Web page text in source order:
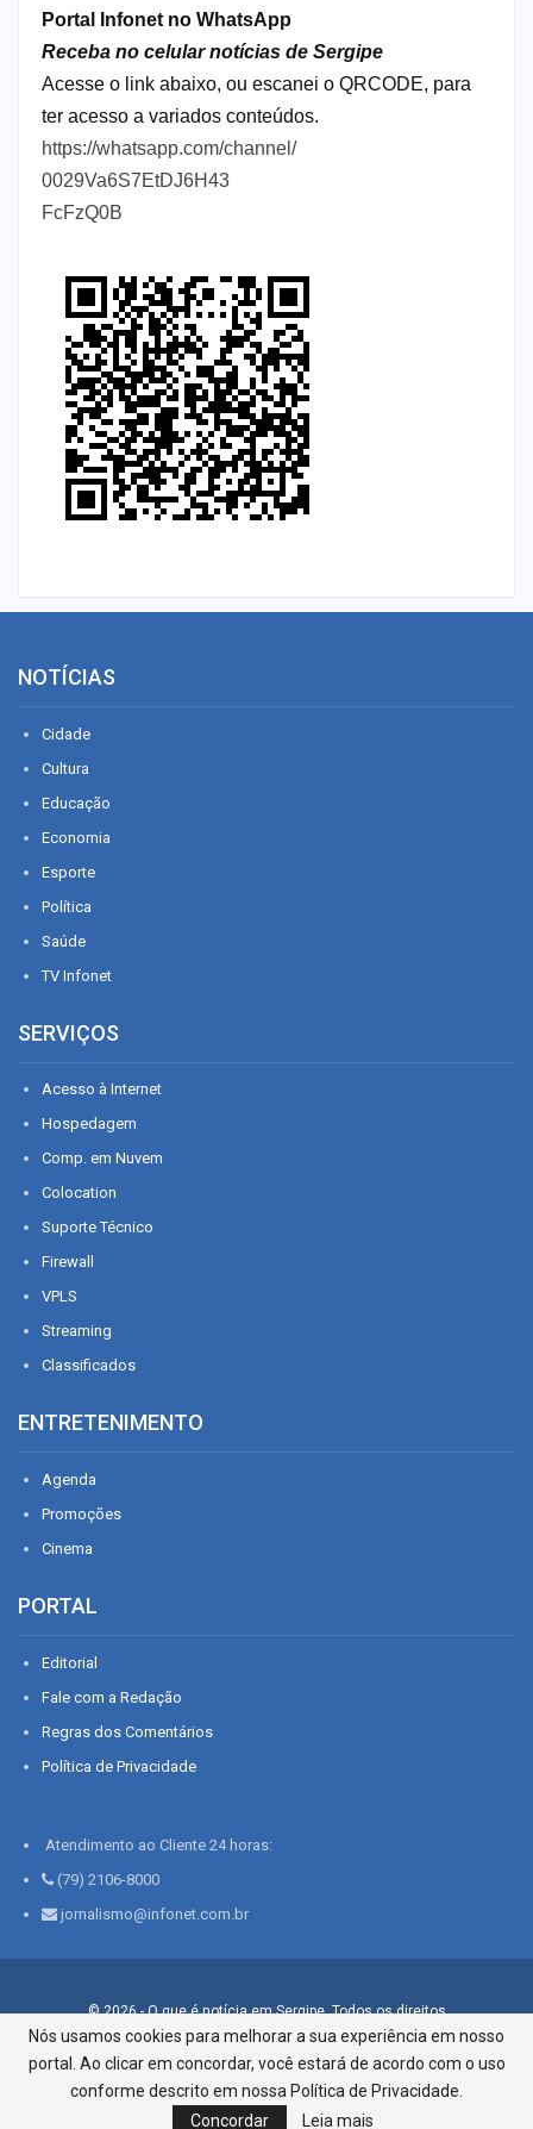
Portal Infonet no WhatsApp
Receba no celular notícias de Sergipe
Acesse o link abaixo, ou escanei o QRCODE, para
ter acesso a variados conteúdos.
https://whatsapp.com/channel/
0029Va6S7EtDJ6H43
FcFzQ0B
NOTÍCIAS
Cidade
Cultura
Educação
Economia
Esporte
Política
Saúde
TV Infonet
SERVIÇOS
Acesso à Internet
Hospedagem
Comp. em Nuvem
Colocation
Suporte Técnico
Firewall
VPLS
Streaming
Classificados
ENTRETENIMENTO
Agenda
Promoções
Cinema
PORTAL
Editorial
Fale com a Redação
Regras dos Comentários
Política de Privacidade
Atendimento ao Cliente 24 horas:
(79) 2106-8000
jornalismo@infonet.com.br
© 2026 - O que é notícia em Sergipe. Todos os direitos
reservados.
Infonet - Rua Monsenhor Silveira 276, Bairro São José |
Aracaju-SE, CEP 49015-030, Fone: 79.2106.8000 - CI Centro de
Informações LTDA
Nós usamos cookies para melhorar a sua experiência em nosso
portal. Ao clicar em concordar, você estará de acordo com o uso
conforme descrito em nossa Política de Privacidade.
Concordar
Leia mais